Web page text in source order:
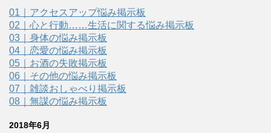
01｜アクセスアップ悩み掲示板
02｜心と行動……生活に関する悩み掲示板
03｜身体の悩み掲示板
04｜恋愛の悩み掲示板
05｜お酒の失敗掲示板
06｜その他の悩み掲示板
07｜雑談おしゃべり掲示板
08｜無謀の悩み掲示板
2018年6月